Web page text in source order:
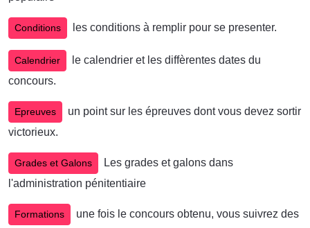
Conditions les conditions à remplir pour se presenter.
Calendrier
le calendrier et les diffèrentes dates du
concours.
Epreuves
un point sur les épreuves dont vous devez sortir
victorieux.
Grades et Galons
Les grades et galons dans
l'administration pénitentiaire
Formations
une fois le concours obtenu, vous suivrez des